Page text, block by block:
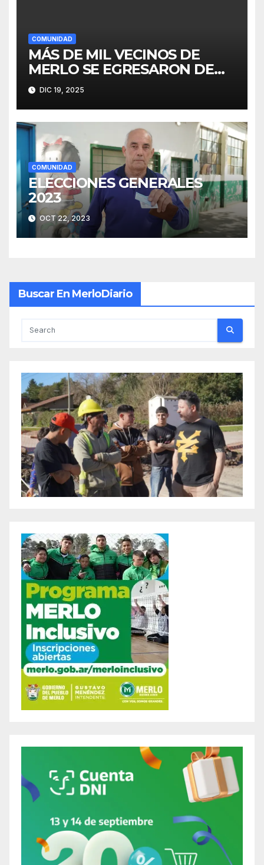
COMUNIDAD
MÁS DE MIL VECINOS DE
MERLO SE EGRESARON DE
FINES
DIC 19, 2025
COMUNIDAD
ELECCIONES GENERALES
2023
OCT 22, 2023
Buscar En MerloDiario